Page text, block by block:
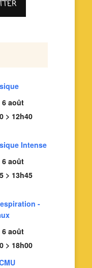
6 août
> 12h40
Intense
6 août
> 13h45
-
6 août
> 18h00